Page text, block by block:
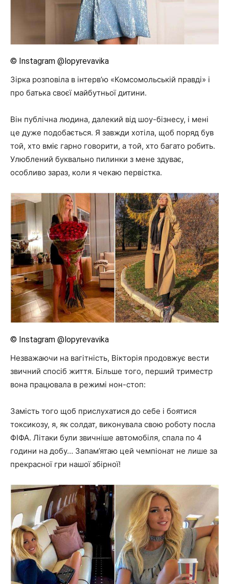
© Instagram @lopyrevavika
Зірка розповіла в інтерв’ю «Комсомольській правді» і
про батька своєї майбутньої дитини.
Він публічна людина, далекий від шоу-бізнесу, і мені
це дуже подобається. Я завжди хотіла, щоб поряд був
той, хто вміє гарно говорити, а той, хто багато робить.
Улюблений буквально пилинки з мене здуває,
особливо зараз, коли я чекаю первістка.
© Instagram @lopyrevavika
Незважаючи на вагітність, Вікторія продовжує вести
звичний спосіб життя. Більше того, перший триместр
вона працювала в режимі нон-стоп:
Замість того щоб прислухатися до себе і боятися
токсикозу, я, як солдат, виконувала свою роботу посла
ФІФА. Літаки були звичніше автомобіля, спала по 4
години на добу… Запам’ятаю цей чемпіонат не лише за
прекрасної гри нашої збірної!